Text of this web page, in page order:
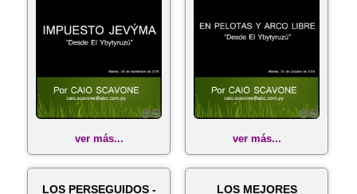
ver más... ver más...
LOS PERSEGUIDOS -
LOS MEJORES